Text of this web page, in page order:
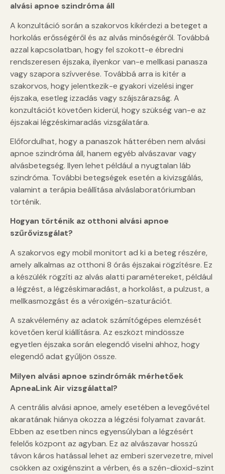
alvási apnoe szindróma áll
A konzultáció során a szakorvos kikérdezi a beteget a
horkolás erősségéről és az alvás minőségéről. Továbbá
azzal kapcsolatban, hogy fel szokott-e ébredni
rendszeresen éjszaka, ilyenkor van-e mellkasi panasza
vagy szapora szívverése. Továbbá arra is kitér a
szakorvos, hogy jelentkezik-e gyakori vizelési inger
éjszaka, esetleg izzadás vagy szájszárazság. A
konzultációt követően kiderül, hogy szükség van-e az
éjszakai légzéskimaradás vizsgálatára.
Előfordulhat, hogy a panaszok hátterében nem alvási
apnoe szindróma áll, hanem egyéb alvászavar vagy
alvásbetegség. Ilyen lehet például a nyugtalan láb
szindróma. További betegségek esetén a kivizsgálás,
valamint a terápia beállítása alváslaboratóriumban
történik.
Hogyan történik az otthoni alvási apnoe
szűrővizsgálat?
A szakorvos egy mobil monitort ad ki a beteg részére,
amely alkalmas az otthoni 8 órás éjszakai rögzítésre. Ez
a készülék rögzíti az alvás alatti paramétereket, például
a légzést, a légzéskimaradást, a horkolást, a pulzust, a
mellkasmozgást és a véroxigén-szaturációt.
A szakvélemény az adatok számítógépes elemzését
követően kerül kiállításra. Az eszközt mindössze
egyetlen éjszaka során elegendő viselni ahhoz, hogy
elegendő adat gyűljön össze.
Milyen alvási apnoe szindrómák mérhetőek
ApneaLink Air vizsgálattal?
A centrális alvási apnoe, amely esetében a levegővétel
akaratának hiánya okozza a légzési folyamat zavarát.
Ebben az esetben nincs egyensúlyban a légzésért
felelős központ az agyban. Ez az alvászavar hosszú
távon káros hatással lehet az emberi szervezetre, mivel
csökken az oxigénszint a vérben, és a szén-dioxid-szint